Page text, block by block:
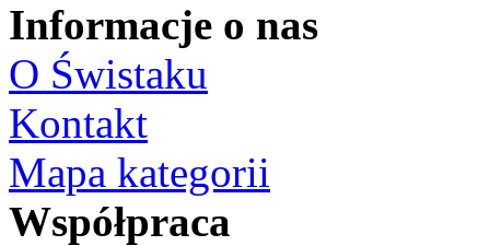
Informacje o nas
O Świstaku
Kontakt
Mapa kategorii
Współpraca